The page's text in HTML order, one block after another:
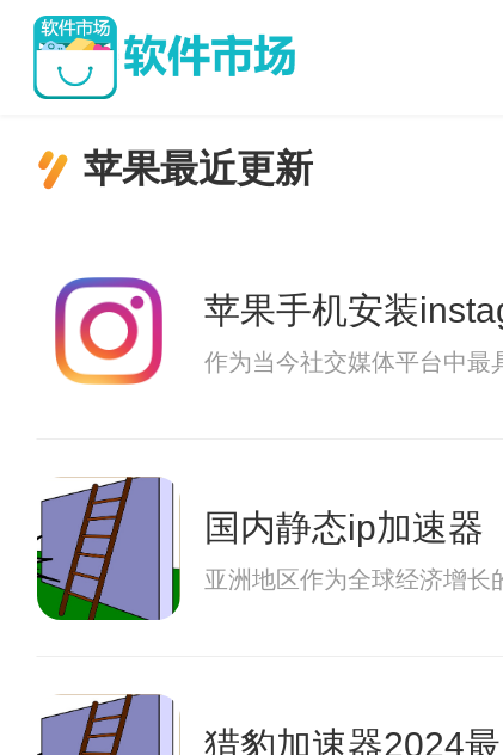
苹果最近更新
苹果手机安装
作为当今社交媒体平台中最
国内静态ip加速器
亚洲地区作为全球经济增长
猎豹加速器2024